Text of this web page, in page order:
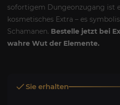
sofortigem Dungeonzugang ist
kosmetisches Extra – es
Schamanen. Bestelle jetzt bei
wahre Wut der Elemente.
Sie erhalten